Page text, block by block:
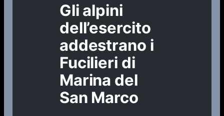
Gli alpini
dell’esercito
addestrano i
Fucilieri di
Marina del
San Marco